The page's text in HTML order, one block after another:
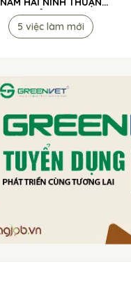
TUYỂN DỤNG
5 việc làm mới